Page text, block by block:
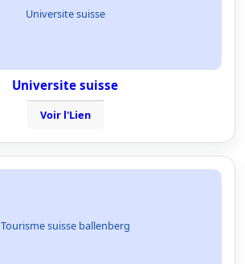
Universite suisse
Universite suisse
Voir l'Lien
Tourisme suisse ballenberg